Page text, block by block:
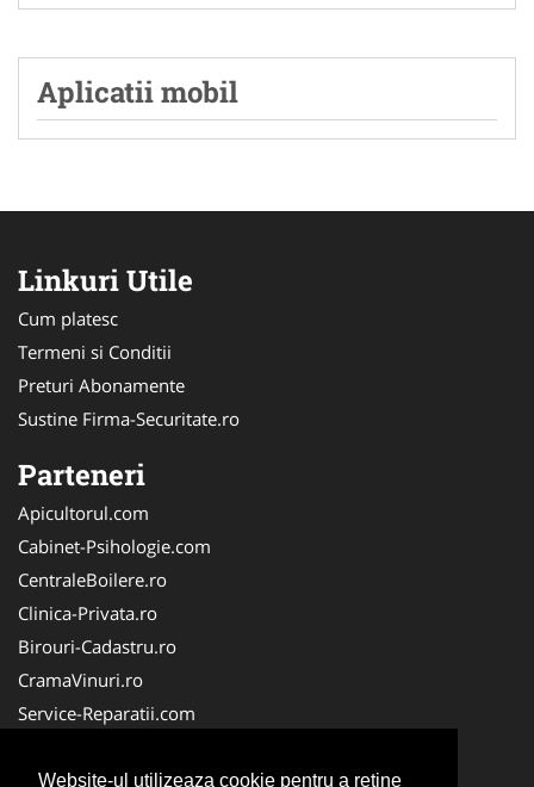
Website-ul utilizeaza cookie pentru a reţine
Aplicatii mobil
Linkuri Utile
Cum platesc
Termeni si Conditii
Preturi Abonamente
Sustine Firma-Securitate.ro
Parteneri
Apicultorul.com
Cabinet-Psihologie.com
CentraleBoilere.ro
Clinica-Privata.ro
Birouri-Cadastru.ro
CramaVinuri.ro
Service-Reparatii.com
Cabinet-Individual.ro